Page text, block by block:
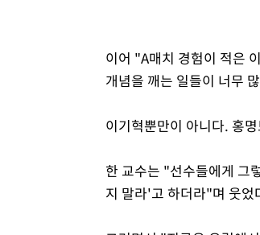
이어 "A매치 경험이 적은
개념을 깨는 일들이 너무
이기혁뿐만이 아니다. 홍
한 교수는 "선수들에게 그
지 말라'고 하더라"며 웃었